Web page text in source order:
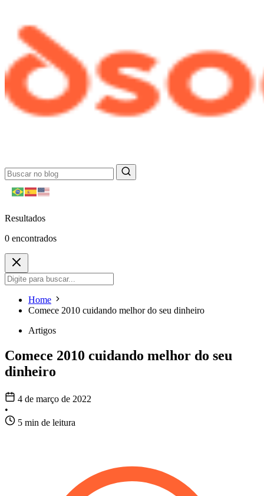
Resultados
0 encontrados
Home
Comece 2010 cuidando melhor do seu dinheiro
Artigos
Comece 2010 cuidando melhor do seu
dinheiro
4 de março de 2022
•
5 min de leitura